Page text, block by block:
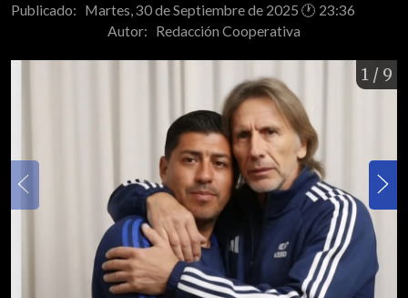
Publicado: Martes, 30 de Septiembre de 2025 🕐 23:36
Autor: Redacción Cooperativa
1 / 9